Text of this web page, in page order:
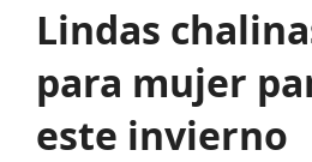
Lindas
para mujer
este invierno